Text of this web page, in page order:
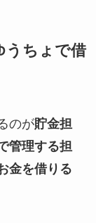
うちょで借
のが貯金担
管理する担
金を借りる